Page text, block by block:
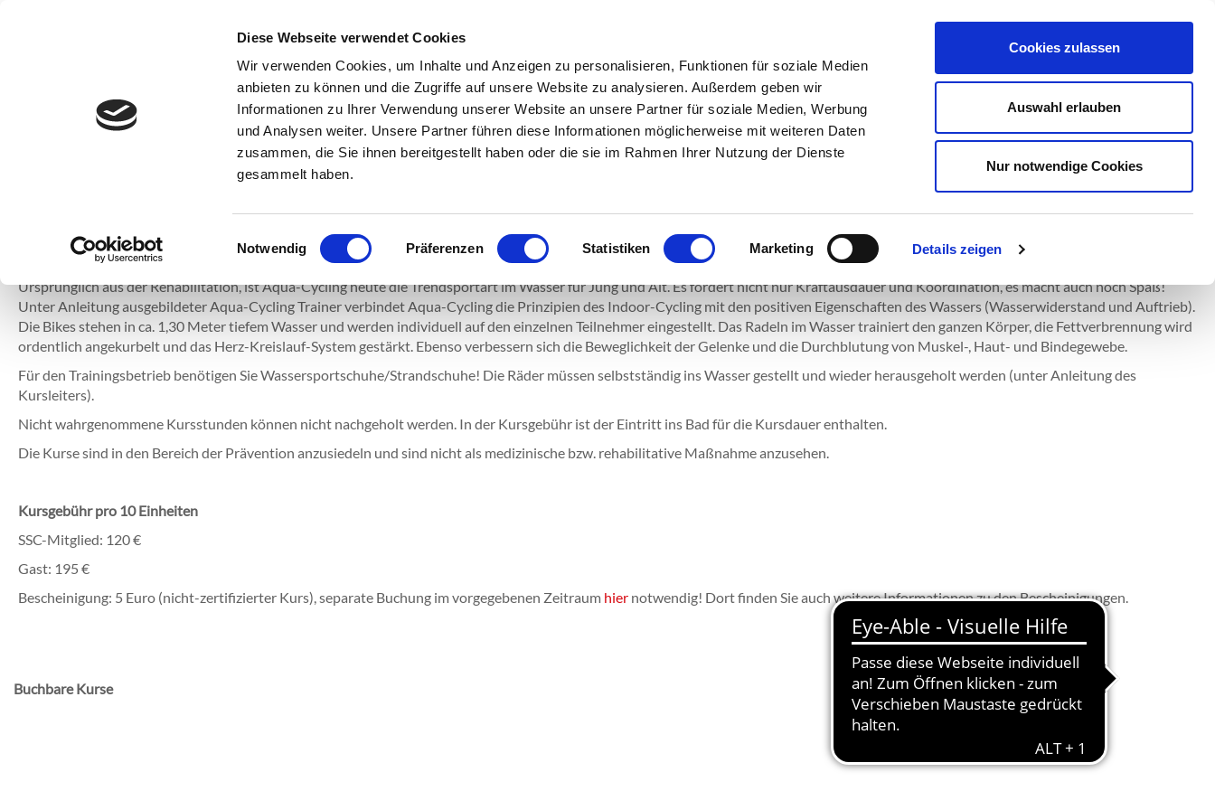
Diese Webseite verwendet Cookies
Wir verwenden Cookies, um Inhalte und Anzeigen zu personalisieren, Funktionen für soziale Medien
anbieten zu können und die Zugriffe auf unsere Website zu analysieren. Außerdem geben wir
Informationen zu Ihrer Verwendung unserer Website an unsere Partner für soziale Medien, Werbung
und Analysen weiter. Unsere Partner führen diese Informationen möglicherweise mit weiteren Daten
zusammen, die Sie ihnen bereitgestellt haben oder die sie im Rahmen Ihrer Nutzung der Dienste
gesammelt haben.
Einwilligungsauswahl
Notwendig Präferenzen Statistiken Marketing Details zeigen
Cookies zulassen
Auswahl erlauben
Nur notwendige Cookies
Verein Fitnessstudio Sportarten Online buchen Service
ab 18 Jahren
Ursprünglich aus der Rehabilitation, ist Aqua-Cycling heute die Trendsportart im Wasser für Jung und Alt. Es fördert nicht nur Kraftausdauer und Koordination, es macht auch noch Spaß!
Unter Anleitung ausgebildeter Aqua-Cycling Trainer verbindet Aqua-Cycling die Prinzipien des Indoor-Cycling mit den positiven Eigenschaften des Wassers (Wasserwiderstand und Auftrieb).
Die Bikes stehen in ca. 1,30 Meter tiefem Wasser und werden individuell auf den einzelnen Teilnehmer eingestellt. Das Radeln im Wasser trainiert den ganzen Körper, die Fettverbrennung wird
ordentlich angekurbelt und das Herz-Kreislauf-System gestärkt. Ebenso verbessern sich die Beweglichkeit der Gelenke und die Durchblutung von Muskel-, Haut- und Bindegewebe.
Für den Trainingsbetrieb benötigen Sie Wassersportschuhe/Strandschuhe! Die Räder müssen selbstständig ins Wasser gestellt und wieder herausgeholt werden (unter Anleitung des
Kursleiters).
Nicht wahrgenommene Kursstunden können nicht nachgeholt werden. In der Kursgebühr ist der Eintritt ins Bad für die Kursdauer enthalten.
Die Kurse sind in den Bereich der Prävention anzusiedeln und sind nicht als medizinische bzw. rehabilitative Maßnahme anzusehen.
Kursgebühr pro 10 Einheiten
SSC-Mitglied: 120 €
Gast: 195 €
Bescheinigung: 5 Euro (nicht-zertifizierter Kurs), separate Buchung im vorgegebenen Zeitraum hier notwendig! Dort finden Sie auch weitere Informationen zu den Bescheinigungen.
Buchbare Kurse